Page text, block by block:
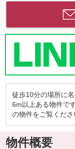
徒歩10分の場所に
6m以上ある物件で
の物件をご覧くださ
物件概要